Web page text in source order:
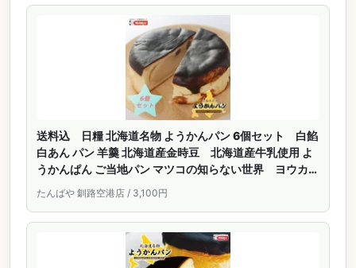
送料込 日糧 北海道名物 ようかんパン 6個セット 白餡
白あん パン 羊羹 北海道産金時豆 北海道産牛乳使用 よ
うかんぱん ご当地パン マツコの知らない世界 ヨウカン
たんばや 釧路空港店 / 3,100円